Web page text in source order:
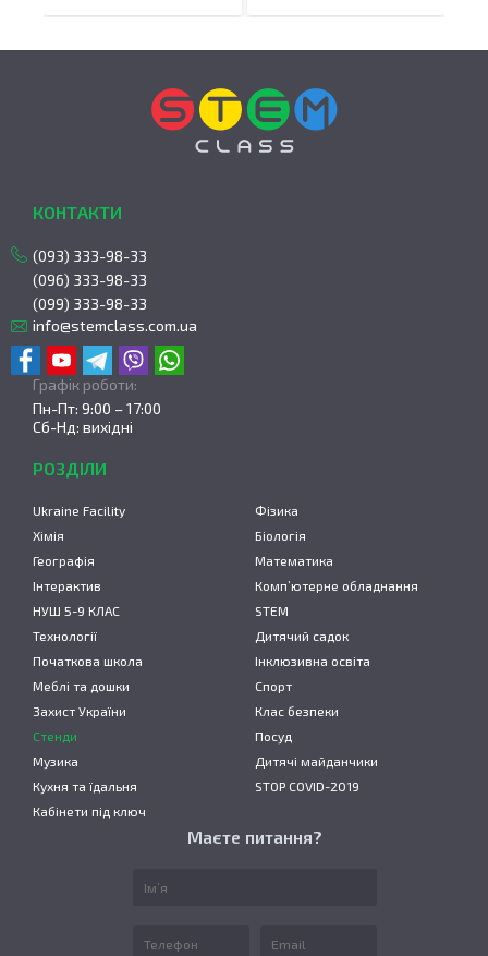
КОНТАКТИ
(093) 333-98-33
(096) 333-98-33
(099) 333-98-33
info@stemclass.com.ua
Графік роботи:
Пн-Пт: 9:00 – 17:00
Сб-Нд: вихідні
РОЗДІЛИ
Ukraine Facility
Фізика
Хімія
Біологія
Географія
Математика
Інтерактив
Комп’ютерне обладнання
НУШ 5-9 КЛАС
STEM
Технології
Дитячий садок
Початкова школа
Інклюзивна освіта
Меблі та дошки
Спорт
Захист України
Клас безпеки
Стенди
Посуд
Музика
Дитячі майданчики
Кухня та їдальня
STOP COVID-2019
Кабінети під ключ
Маєте питання?